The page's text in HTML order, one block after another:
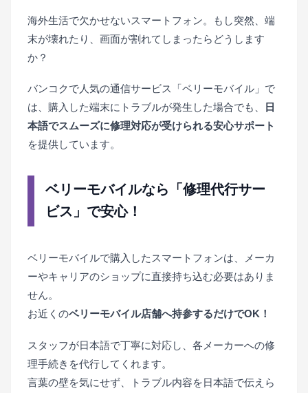
海外生活で欠かせないスマートフォン。もし突然、端
末が壊れたり、画面が割れてしまったらどうします
か？
バンコクで人気の通信サービス「ベリーモバイル」で
は、購入した端末にトラブルが発生した場合でも、
日
本語でスムーズに修理対応が受けられる安心サポート
を提供しています。
ベリーモバイルなら「修理代行サー
ビス」で安心！
ベリーモバイルで購入したスマートフォンは、メーカ
ーやキャリアのショップに直接持ち込む必要はありま
せん。
お近くのベリーモバイル店舗へ持参するだけでOK！
スタッフが日本語で丁寧に対応し、各メーカーへの修
理手続きを代行してくれます。
言葉の壁を気にせず、トラブル内容を日本語で伝えら